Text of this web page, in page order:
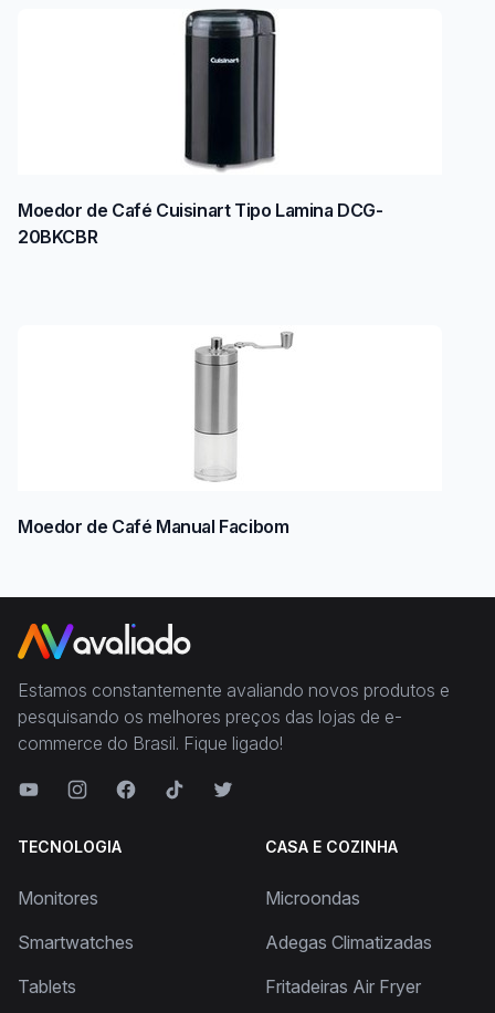
Moedor de Café Cuisinart Tipo Lamina DCG-
20BKCBR
Moedor de Café Manual Facibom
Estamos constantemente avaliando novos produtos e
pesquisando os melhores preços das lojas de e-
commerce do Brasil. Fique ligado!
TECNOLOGIA
Monitores
Smartwatches
Tablets
CASA E COZINHA
Microondas
Adegas Climatizadas
Fritadeiras Air Fryer